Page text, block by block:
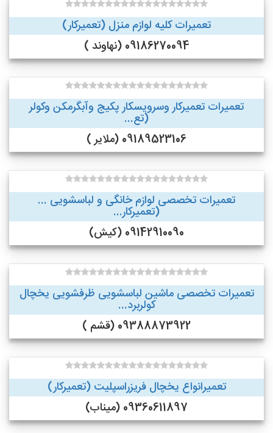
تعمیرات کلیه لوازم منزل (تعمیرکار)
09186270094 (نهاوند )
تعمیرات تعمیرکار وسرویسکار پکیج وآبگرمکن وکولر
(تع...
09189523106 (ملایر )
تعمیرات تخصصی لوازم خانگی و لباسشویی ...
(تعمیرکار...
09142910090 (کیش)
تعمیرات تخصصی ماشین لباسشویی ظرفشویی یخچال
کولربرد...
09388873922 (قشم )
تعمیرانواع یخچال فریزراسپلیت (تعمیرکار)
09360611897 (میناب)